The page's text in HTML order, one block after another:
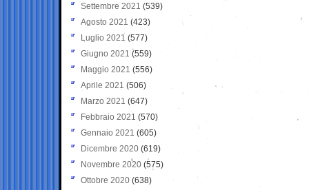
Settembre 2021 (539)
Agosto 2021 (423)
Luglio 2021 (577)
Giugno 2021(559)
Maggio 2021 (556)
Aprile 2021 (506)
Marzo 2021 (647)
Febbraio 2021 (570)
Gennaio 2021 (605)
Dicembre 2020 (619)
Novembre 2020 (575)
Ottobre 2020 (638)